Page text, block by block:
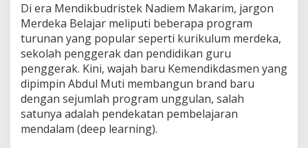
Di era Mendikbudristek Nadiem Makarim, jargon
Merdeka Belajar meliputi beberapa program
turunan yang popular seperti kurikulum merdeka,
sekolah penggerak dan pendidikan guru
penggerak. Kini, wajah baru Kemendikdasmen yang
dipimpin Abdul Muti membangun brand baru
dengan sejumlah program unggulan, salah
satunya adalah pendekatan pembelajaran
mendalam (deep learning).